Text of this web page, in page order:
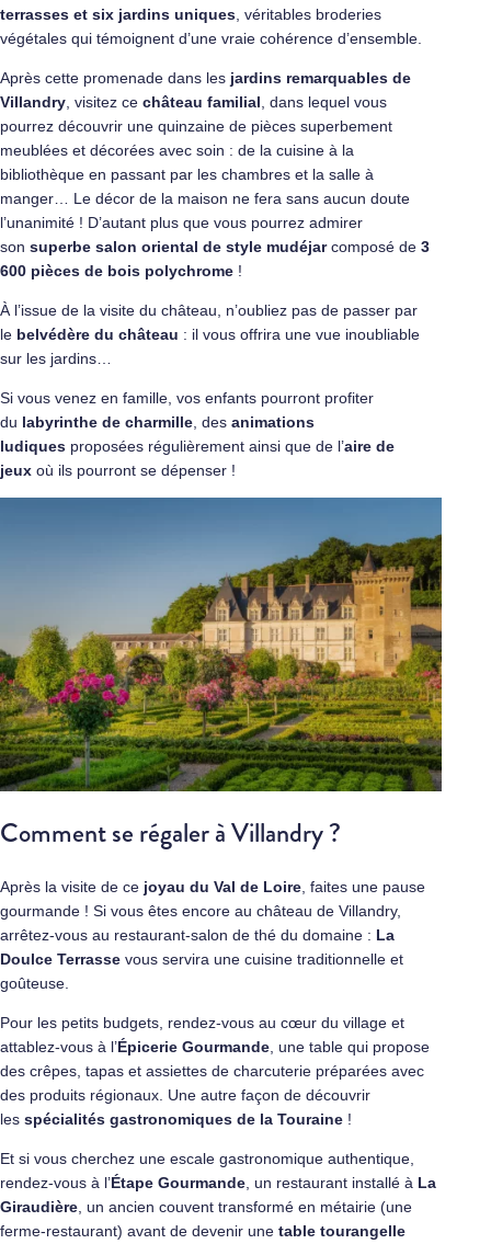
terrasses et six jardins uniques , véritables broderies
végétales qui témoignent d’une vraie cohérence d’ensemble.
Après cette promenade dans les jardins remarquables de
Villandry , visitez ce château familial , dans lequel vous
pourrez découvrir une quinzaine de pièces superbement
meublées et décorées avec soin : de la cuisine à la
bibliothèque en passant par les chambres et la salle à
manger… Le décor de la maison ne fera sans aucun doute
l’unanimité ! D’autant plus que vous pourrez admirer
son superbe salon oriental de style mudéjarcomposé de 3
600 pièces de bois polychrome !
À l’issue de la visite du château, n’oubliez pas de passer par
le belvédère du château : il vous offrira une vue inoubliable
sur les jardins…
Si vous venez en famille, vos enfants pourront profiter
du labyrinthe de charmille , des animations
ludiques proposées régulièrement ainsi que de l’aire de
jeux où ils pourront se dépenser !
Comment se régaler à Villandry ?
Après la visite de ce joyau du Val de Loire , faites une pause
gourmande ! Si vous êtes encore au château de Villandry,
arrêtez-vous au restaurant-salon de thé du domaine : La
Doulce Terrasse vous servira une cuisine traditionnelle et
goûteuse.
Pour les petits budgets, rendez-vous au cœur du village et
attablez-vous à l’Épicerie Gourmande , une table qui propose
des crêpes, tapas et assiettes de charcuterie préparées avec
des produits régionaux. Une autre façon de découvrir
les spécialités gastronomiques de la Touraine !
Et si vous cherchez une escale gastronomique authentique,
rendez-vous à l’Étape Gourmande , un restaurant installé à La
Giraudière , un ancien couvent transformé en métairie (une
ferme-restaurant) avant de devenir une table tourangelle